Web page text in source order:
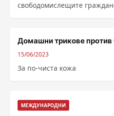
свободомислещите
Домашни трикове против
15/06/2023
За по-чиста кожа
МЕЖДУНАРОДНИ